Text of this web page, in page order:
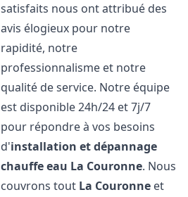
satisfaits nous ont attribué des
avis élogieux pour notre
rapidité, notre
professionnalisme et notre
qualité de service. Notre équipe
est disponible 24h/24 et 7j/7
pour répondre à vos besoins
d'installation et dépannage
chauffe eau La Couronne. Nous
couvrons tout La Couronne et